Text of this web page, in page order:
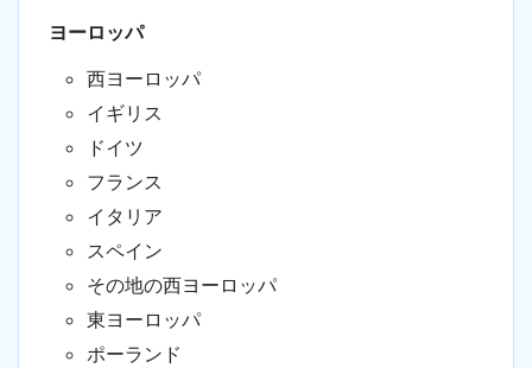
ヨーロッパ
西ヨーロッパ
イギリス
ドイツ
フランス
イタリア
スペイン
その地の西ヨーロッパ
東ヨーロッパ
ポーランド